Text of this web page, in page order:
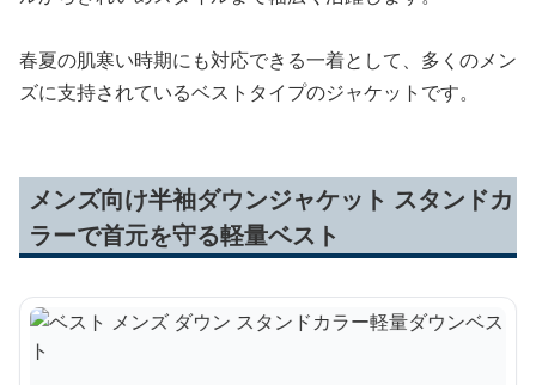
春夏の肌寒い時期にも対応できる一着として、多くのメン
ズに支持されているベストタイプのジャケットです。
メンズ向け半袖ダウンジャケット スタンドカ
ラーで首元を守る軽量ベスト